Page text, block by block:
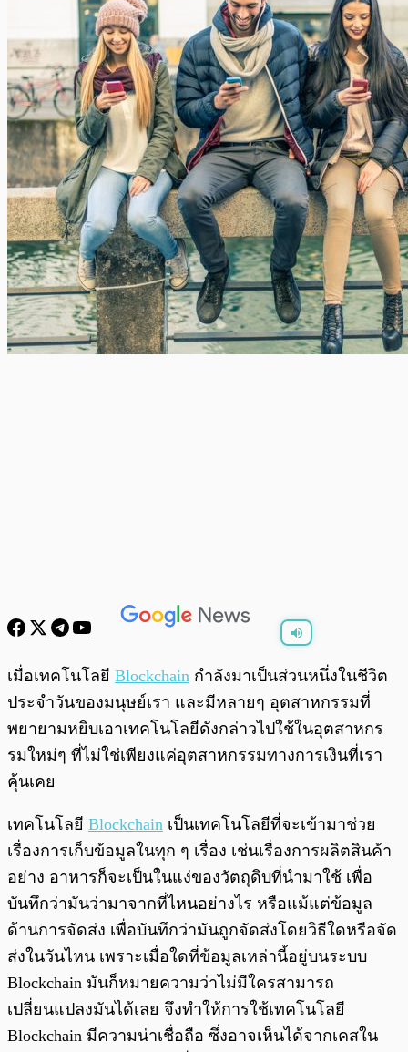
พร้อมเล่น 0:00 / 0:00
เมื่อเทคโนโลยี Blockchain กำลังมาเป็นส่วนหนึ่งในชีวิต
ประจำวันของมนุษย์เรา และมีหลายๆ อุตสาหกรรมที่
พยายามหยิบเอาเทคโนโลยีดังกล่าวไปใช้ในอุตสาหกร
รมใหม่ๆ ที่ไม่ใช่เพียงแค่อุตสาหกรรมทางการเงินที่เรา
คุ้นเคย
เทคโนโลยี Blockchain เป็นเทคโนโลยีที่จะเข้ามาช่วย
เรื่องการเก็บข้อมูลในทุก ๆ เรื่อง เช่นเรื่องการผลิตสินค้า
อย่าง อาหารก็จะเป็นในแง่ของวัตถุดิบที่นำมาใช้ เพื่อ
บันทึกว่ามันว่ามาจากที่ไหนอย่างไร หรือแม้แต่ข้อมูล
ด้านการจัดส่ง เพื่อบันทึกว่ามันถูกจัดส่งโดยวิธีใดหรือจัด
ส่งในวันไหน เพราะเมื่อใดที่ข้อมูลเหล่านี้อยู่บนระบบ
Blockchain มันก็หมายความว่าไม่มีใครสามารถ
เปลี่ยนแปลงมันได้เลย จึงทำให้การใช้เทคโนโลยี
Blockchain มีความน่าเชื่อถือ ซึ่งอาจเห็นได้จากเคสใน